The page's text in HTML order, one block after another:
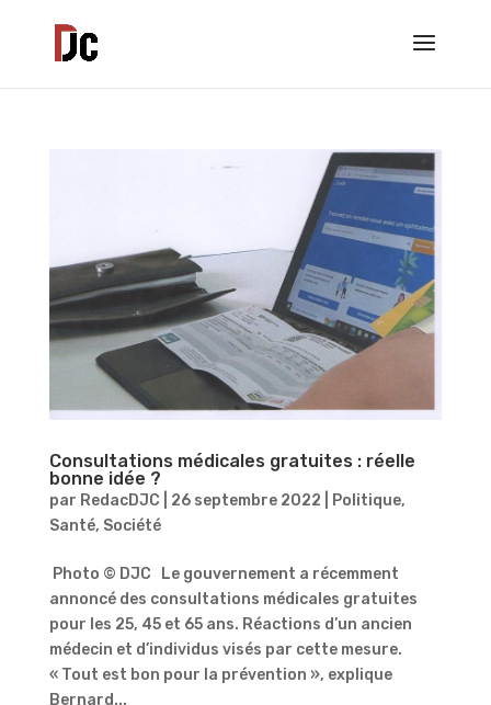
Consultations médicales gratuites : réelle
bonne idée ?
par RedacDJC 26 septembre 2022 Politique,
Santé, Société
Photo © DJC Le gouvernement a récemment
annoncé des consultations médicales gratuites
pour les 25, 45 et 65 ans. Réactions d’un ancien
médecin et d’individus visés par cette mesure.
« Tout est bon pour la prévention », explique
Bernard...